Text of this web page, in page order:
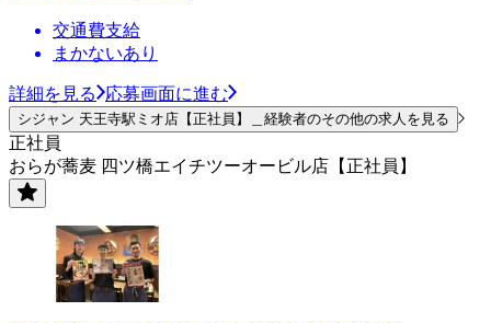
交通費支給
まかないあり
詳細を見る 応募画面に進む
シジャン 天王寺駅ミオ店【正社員】＿経験者のその他の求人を見る
正社員
おらが蕎麦 四ツ橋エイチツーオービル店【正社員】